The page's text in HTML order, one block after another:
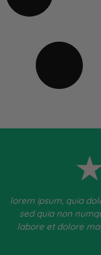
lorem ipsum, quia
sed quia non
labore et dolore